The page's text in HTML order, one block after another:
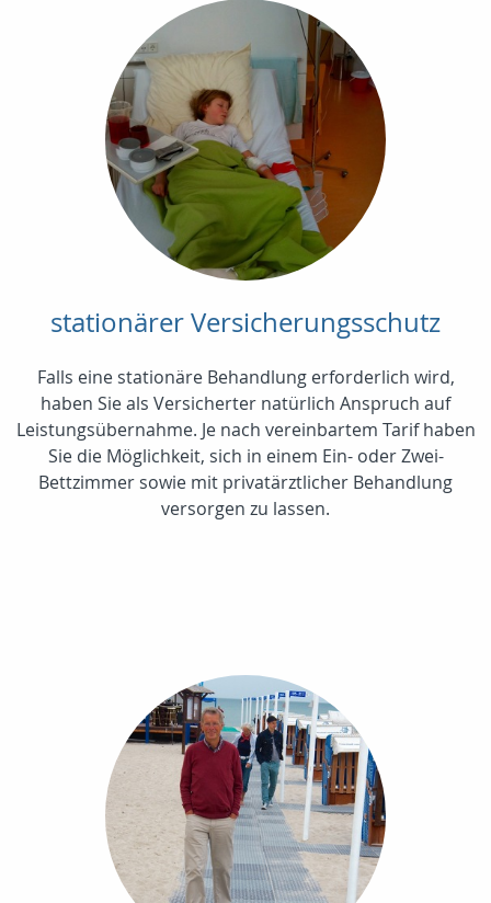
stationärer Versicherungsschutz
Falls eine stationäre Behandlung erforderlich wird,
haben Sie als Versicherter natürlich Anspruch auf
Leistungsübernahme. Je nach vereinbartem Tarif haben
Sie die Möglichkeit, sich in einem Ein- oder Zwei-
Bettzimmer sowie mit privatärztlicher Behandlung
versorgen zu lassen.